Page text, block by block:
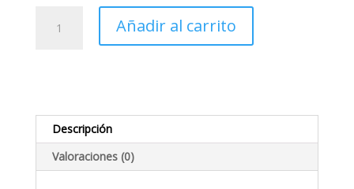
Oro
blanco
cantidad
Añadir al carrito
Descripción
Valoraciones (0)